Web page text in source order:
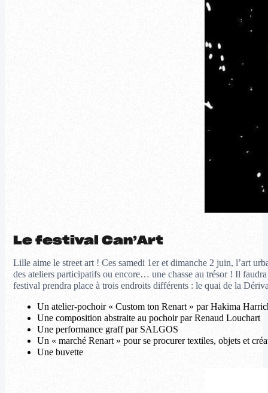
Le festival Can’Art
Lille aime le street art ! Ces samedi 1er et dimanche 2 juin, l’art
des ateliers participatifs ou encore… une chasse au trésor ! Il
festival prendra place à trois endroits différents : le quai de la
Un atelier-pochoir « Custom ton Renart » par Hakima
Une composition abstraite au pochoir par Renaud Louchart
Une performance graff par SALGOS
Un « marché Renart » pour se procurer textiles, objets et
Une buvette